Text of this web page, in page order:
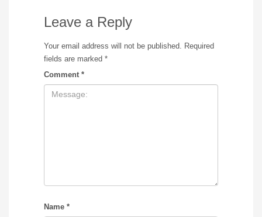
Leave a Reply
Your email address will not be published. Required
fields are marked *
Comment *
Name *